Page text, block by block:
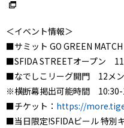
＜イベント情報＞
■サミット GO GREEN MATCH
■SFIDA STREETオープン
■なでしこリーグ開門 12メン
※横断幕掲出可能時間 10:30-
■チケット： https://
■当日限定!SFIDAビール 特別